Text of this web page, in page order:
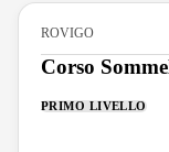
ROVIGO
Corso
PRIMO LIVELLO